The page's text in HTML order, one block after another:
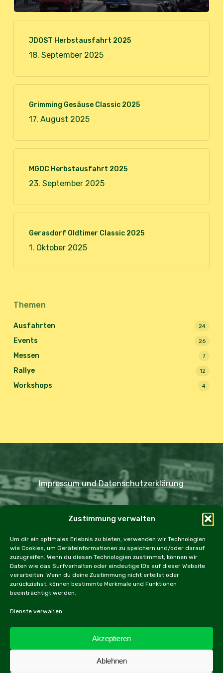
Zustimmung verwalten
Um dir ein optimales Erlebnis zu bieten, verwenden wir Technologien
wie Cookies, um Geräteinformationen zu speichern und/oder darauf
zuzugreifen. Wenn du diesen Technologien zustimmst, können wir
Daten wie das Surfverhalten oder eindeutige IDs auf dieser Website
verarbeiten. Wenn du deine Zustimmung nicht erteilst oder
zurückziehst, können bestimmte Merkmale und Funktionen
beeinträchtigt werden.
Dienste verwalten
Akzeptieren
Ablehnen
JDOST Herbstausfahrt 2025
18. September 2025
Grimming Gesäuse Classic 2025
17. August 2025
MGOC Herbstausfahrt 2025
23. September 2025
Gerasdorf Oldtimer Classic 2025
1. Oktober 2025
Themen
Ausfahrten 24
Events 26
Messen 7
Rallye 12
Workshops 4
Impressum und Datenschutzerklärung
Home Ausfahrten Rallye
Events
Messen
Workshops Cookie Policy (EU)
facebook
Alle Inhalte dieser Webseite, inbesonders Texte und